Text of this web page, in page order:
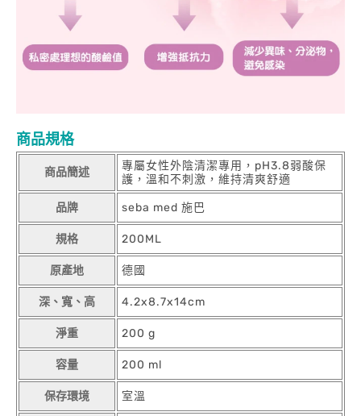
商品規格
商品簡述
專屬女性外陰清潔專用，pH3.8弱酸保
護，溫和不刺激，維持清爽舒適
品牌 seba med 施巴
規格 200ML
原產地 德國
深、寬、高 4.2x8.7x14cm
淨重 200 g
容量 200 ml
保存環境 室溫